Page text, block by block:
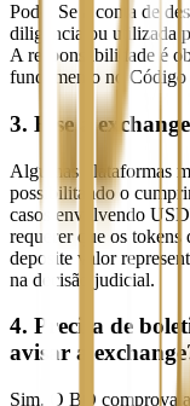
Pode. Se a conta de
diligência ou utilizada
A responsabilidade é
fundamento no
3. E se a
Algumas plataformas
possibilitando o
casos envolvendo
requerer que os tokens
deposite valor
na decisão judicial.
4. Precisa de
avisar a
Sim. O BO comprova